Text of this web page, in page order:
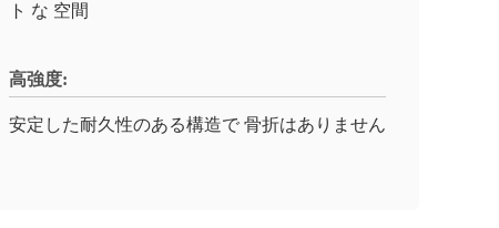
ト な 空間
高強度:
安定した耐久性のある構造で 骨折はありません